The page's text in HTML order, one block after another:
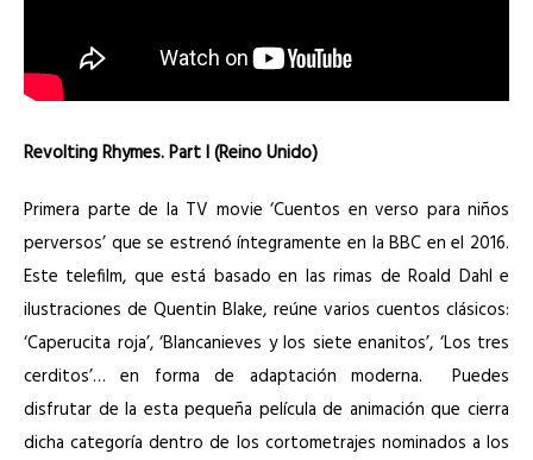
Revolting Rhymes. Part I (Reino Unido)
Primera parte de la TV movie ‘Cuentos en verso para niños
perversos’ que se estrenó íntegramente en la BBC en el 2016.
Este telefilm, que está basado en las rimas de Roald Dahl e
ilustraciones de Quentin Blake, reúne varios cuentos clásicos:
‘Caperucita roja’, ‘Blancanieves y los siete enanitos’, ‘Los tres
cerditos’… en forma de adaptación moderna. Puedes
disfrutar de la esta pequeña película de animación que cierra
dicha categoría dentro de los cortometrajes nominados a los